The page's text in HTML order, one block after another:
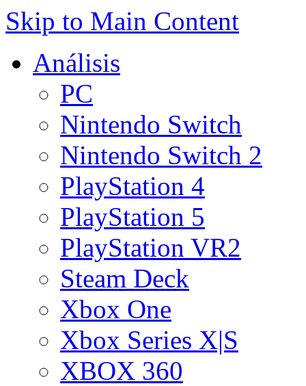
Skip to Main Content
Análisis
PC
Nintendo Switch
Nintendo Switch 2
PlayStation 4
PlayStation 5
PlayStation VR2
Steam Deck
Xbox One
Xbox Series X|S
XBOX 360